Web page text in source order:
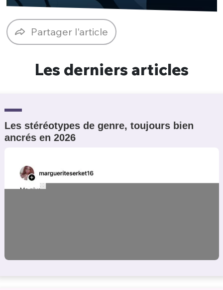
Partager l'article
Les derniers articles
Les stéréotypes de genre, toujours bien
ancrés en 2026
Un Thread